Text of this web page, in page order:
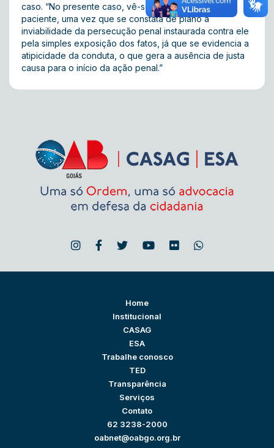
caso. “No presente caso, vê-se que razão assiste ao
paciente, uma vez que se constata de plano a
inviabilidade da persecução penal instaurada contra ele
pela simples exposição dos fatos, já que se evidencia a
atipicidade da conduta, o que gera a ausência de justa
causa para o início da ação penal.”
Home
Institucional
CASAG
ESA
Trabalhe conosco
TED
Transparência
Serviços
Contato
62 3238-2000
oabnet@oabgo.org.br